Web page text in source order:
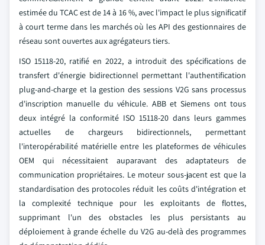
estimée du TCAC est de 14 à 16 %, avec l'impact le plus significatif
à court terme dans les marchés où les API des gestionnaires de
réseau sont ouvertes aux agrégateurs tiers.
ISO 15118-20, ratifié en 2022, a introduit des spécifications de
transfert d'énergie bidirectionnel permettant l'authentification
plug-and-charge et la gestion des sessions V2G sans processus
d'inscription manuelle du véhicule. ABB et Siemens ont tous
deux intégré la conformité ISO 15118-20 dans leurs gammes
actuelles de chargeurs bidirectionnels, permettant
l'interopérabilité matérielle entre les plateformes de véhicules
OEM qui nécessitaient auparavant des adaptateurs de
communication propriétaires. Le moteur sous-jacent est que la
standardisation des protocoles réduit les coûts d'intégration et
la complexité technique pour les exploitants de flottes,
supprimant l'un des obstacles les plus persistants au
déploiement à grande échelle du V2G au-delà des programmes